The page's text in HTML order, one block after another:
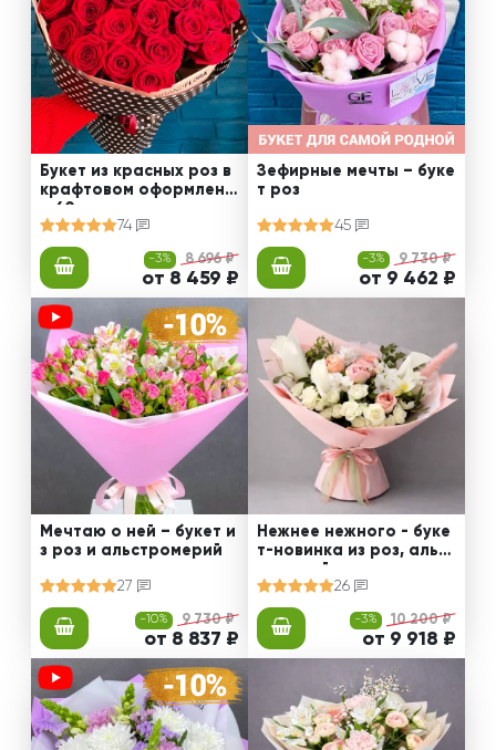
Букет из красных роз в
крафтовом оформлени
и 60 см
74
-3% 8 696 ₽
от 8 459 ₽
Зефирные мечты – буке
т роз
45
-3% 9 730 ₽
от 9 462 ₽
Мечтаю о ней – букет и
з роз и альстромерий
27
-10% 9 730 ₽
от 8 837 ₽
Нежнее нежного - буке
т-новинка из роз, альст
ромерий и калл
26
-3% 10 200 ₽
от 9 918 ₽